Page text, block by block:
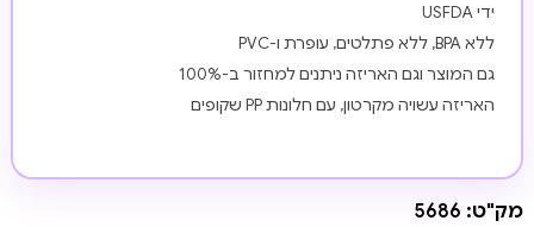
ידי USFDA
ללא BPA, ללא פתלטים, עופרת ו-PVC
גם המוצר וגם האריזה ניתנים למחזור ב-100%
האריזה עשויה מקרטון, עם חלונות PP שקופים
מק"ט: 5686